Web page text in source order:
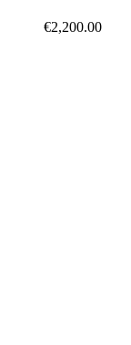
€2,200.00